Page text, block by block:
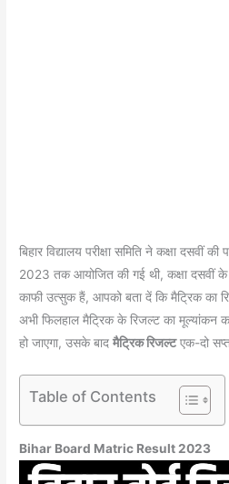
बिहार विद्यालय परीक्षा समिति ने कक्षा दसवीं
2023 तक आयोजित की गई थी, कक्षा दसवीं
काफी उत्सुक हैं, आपको बता दें कि मैट्रिक का
अभी फिलहाल मैट्रिक के रिजल्ट का मूल्यांकन का
हो जाएगा, उसके बादमैट्रिक रिजल्टएक-दो
Table of Contents
Bihar Board Matric Result 2023